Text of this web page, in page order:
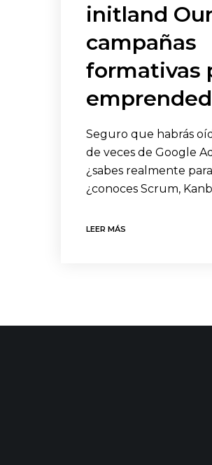
initland
campañas
formativas
Seguro que habrás
de veces de Google
¿sabes realmente
¿conoces Scrum,
LEER MÁS